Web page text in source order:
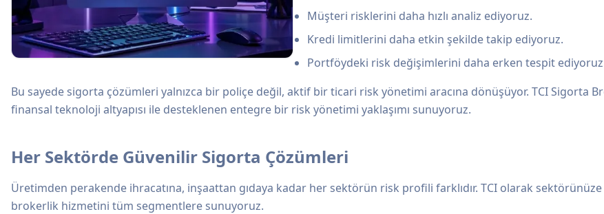
Müşteri risklerini daha hızlı analiz ediyoruz.
Kredi limitlerini daha etkin şekilde takip ediyoruz.
Portföydeki risk değişimlerini daha erken tespit
Bu sayede sigorta çözümleri yalnızca bir poliçe değil, aktif bir ticari risk yönetimi aracına dönüşüyor. TCI Sigorta
finansal teknoloji altyapısı ile desteklenen entegre bir risk yönetimi yaklaşımı sunuyoruz.
Her Sektörde Güvenilir Sigorta Çözümleri
Üretimden perakende ihracatına, inşaattan gıdaya kadar her sektörün risk profili farklıdır. TCI olarak
brokerlik hizmetini tüm segmentlere sunuyoruz.